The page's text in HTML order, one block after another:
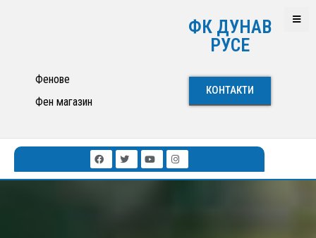
ФК ДУНАВ
РУСЕ
Фенове
Фен магазин
КОНТАКТИ